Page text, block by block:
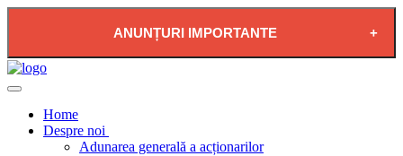
ANUNȚURI IMPORTANTE
NEAGRĂ
Home
Despre noi
Adunarea generală a acționarilor